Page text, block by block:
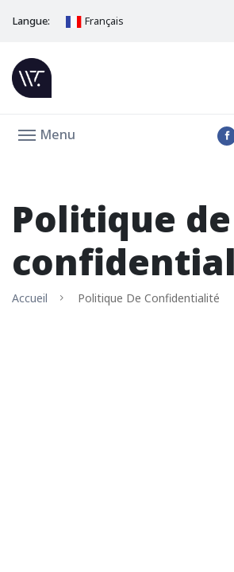
Langue: Français
Menu
Politique de
Accueil Politique De Confidentialité